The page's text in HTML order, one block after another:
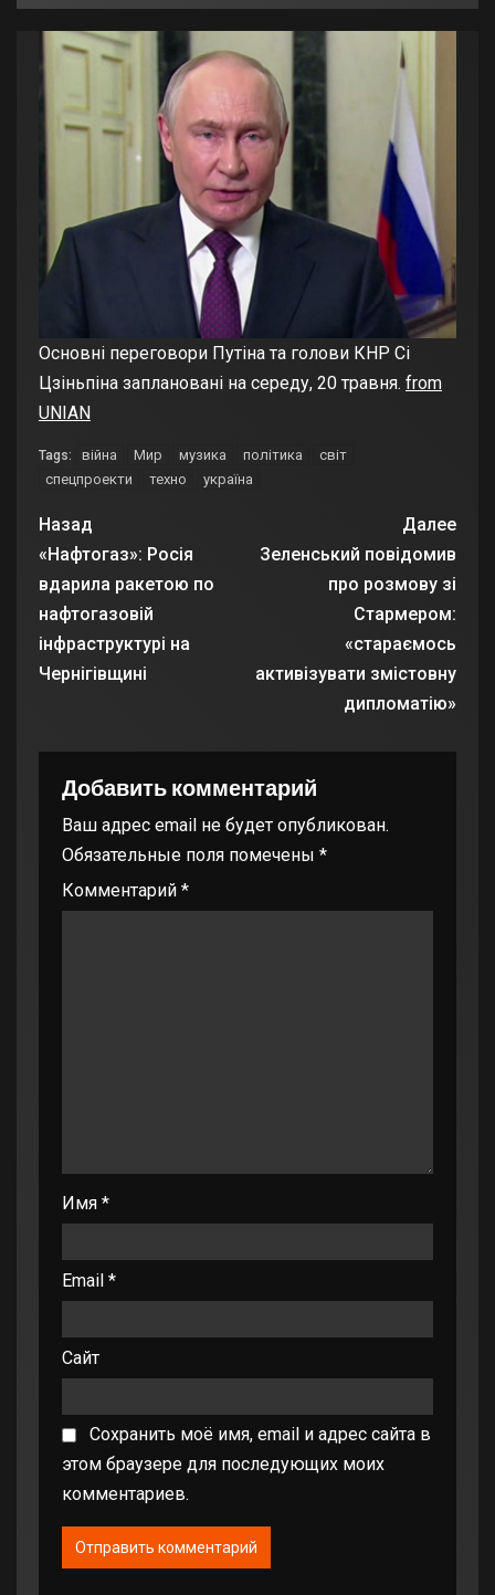
Основні переговори Путіна та голови КНР Сі
Цзіньпіна заплановані на середу, 20 травня. from
UNIAN
Tags: війна Мир музика політика
світ
спецпроекти
техно україна
Назад
«Нафтогаз»: Росія
вдарила ракетою по
нафтогазовій
інфраструктурі на
Чернігівщині
Далее
Зеленський повідомив
про розмову зі
Стармером:
«стараємось
активізувати змістовну
дипломатію»
Добавить комментарий
Ваш адрес email не будет опубликован.
Обязательные поля помечены *
Комментарий *
Имя *
Email *
Сайт
Сохранить моё имя, email и адрес сайта в
этом браузере для последующих моих
комментариев.